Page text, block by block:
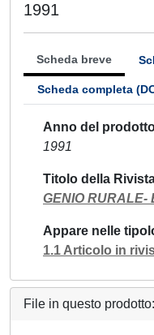
1991
Scheda breve
Scheda completa
Anno del
1991
Titolo della
GENIO RURALE-
Appare nelle
1.1 Articolo in
File in questo prodotto: